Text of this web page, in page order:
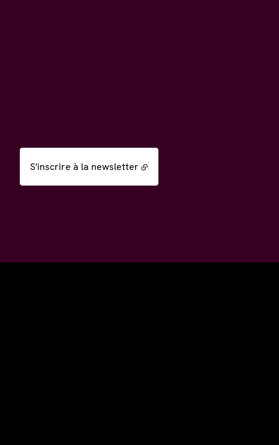
S'inscrire à la newsletter